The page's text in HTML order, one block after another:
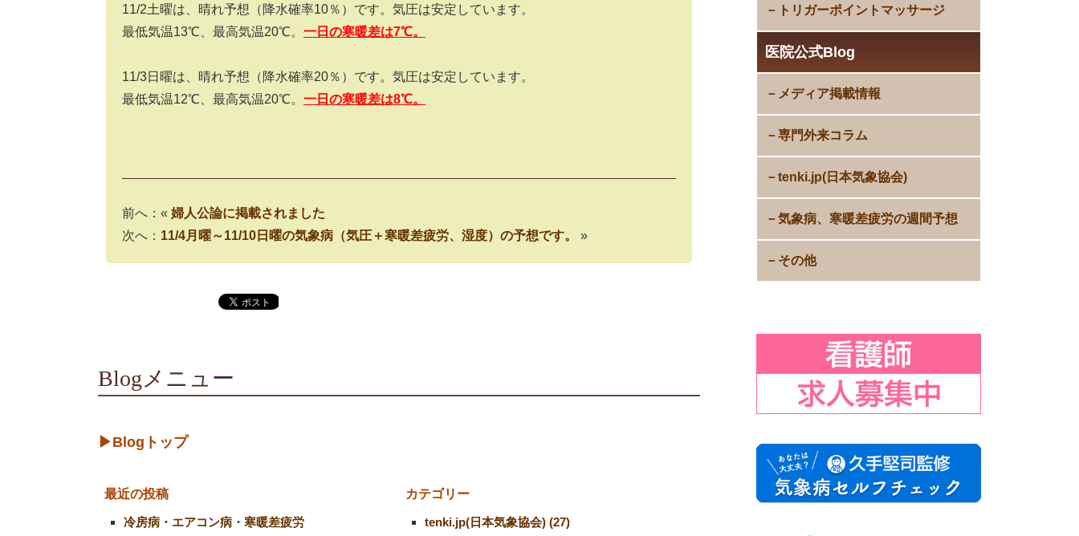
トリガーポイントマッサージ
医院公式Blog
メディア掲載情報
専門外来コラム
tenki.jp(日本気象協会)
気象病、寒暖差疲労の週間予想
その他
11/2土曜は、晴れ予想（降水確率10％）です。気圧は安定しています。
最低気温13℃、最高気温20℃。 一日の寒暖差は7℃。
11/3日曜は、晴れ予想（降水確率20％）です。気圧は安定しています。
最低気温12℃、最高気温20℃。 一日の寒暖差は8℃。
前へ：« 婦人公論に掲載されました
次へ： 11/4月曜～11/10日曜の気象病（気圧＋寒暖差疲労、湿度）の予想です。 »
Blogメニュー
▶Blogトップ
最近の投稿
冷房病・エアコン病・寒暖差疲労
カテゴリー
tenki.jp(日本気象協会) (27)